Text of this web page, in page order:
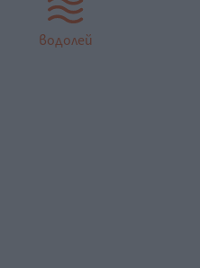
водолей